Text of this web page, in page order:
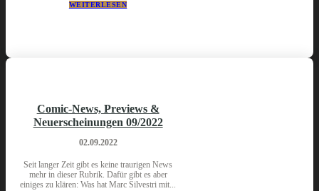
WEITERLESEN
Comic-News, Previews &
Neuerscheinungen 09/2022
02.09.2022
Seit langer Zeit gibt es keine traurigen News
mehr in dieser Rubrik. Dafür gibt es aber
einiges zu klären: Was hat Marc Silvestri mit...